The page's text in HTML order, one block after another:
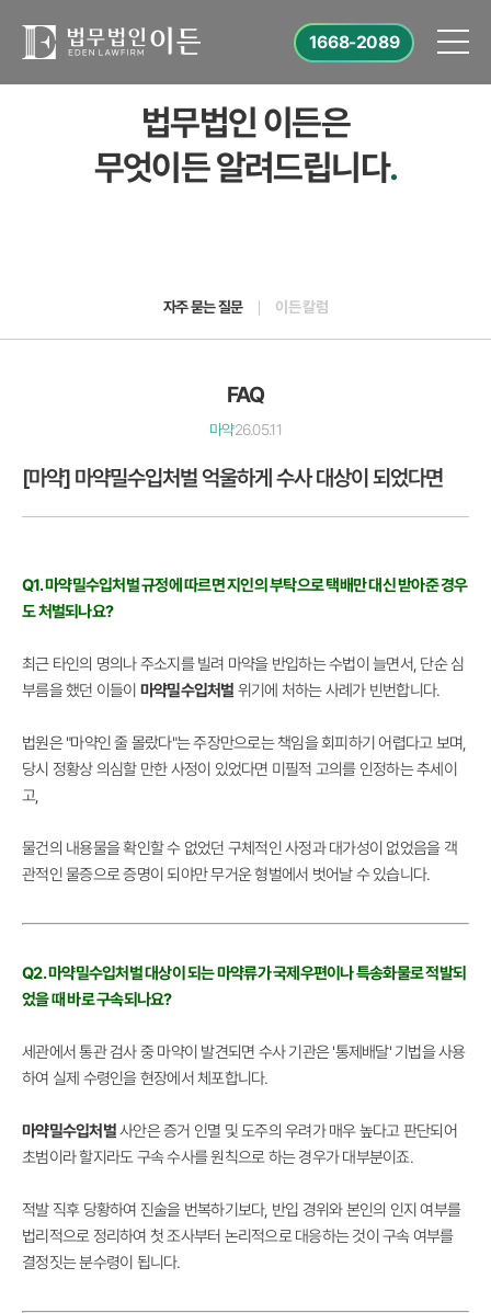
1668-2089
법무법인 이든은
무엇이든 알려드립니다.
자주 묻는 질문 이든 칼럼
FAQ
마약26.05.11
[마약] 마약밀수입처벌 억울하게 수사 대상이 되었다면
Q1. 마약밀수입처벌 규정에 따르면 지인의 부탁으로 택배만 대신 받아준 경우
도 처벌되나요?
최근 타인의 명의나 주소지를 빌려 마약을 반입하는 수법이 늘면서, 단순 심
부름을 했던 이들이 마약밀수입처벌 위기에 처하는 사례가 빈번합니다.
법원은 "마약인 줄 몰랐다"는 주장만으로는 책임을 회피하기 어렵다고 보며,
당시 정황상 의심할 만한 사정이 있었다면 미필적 고의를 인정하는 추세이
고,
물건의 내용물을 확인할 수 없었던 구체적인 사정과 대가성이 없었음을 객
관적인 물증으로 증명이 되야만 무거운 형벌에서 벗어날 수 있습니다.
Q2. 마약밀수입처벌 대상이 되는 마약류가 국제우편이나 특송화물로 적발되
었을 때 바로 구속되나요?
세관에서 통관 검사 중 마약이 발견되면 수사 기관은 '통제배달' 기법을 사용
하여 실제 수령인을 현장에서 체포합니다.
마약밀수입처벌사안은 증거 인멸 및 도주의 우려가 매우 높다고 판단되어
초범이라 할지라도 구속 수사를 원칙으로 하는 경우가 대부분이죠.
적발 직후 당황하여 진술을 번복하기보다, 반입 경위와 본인의 인지 여부를
법리적으로 정리하여 첫 조사부터 논리적으로 대응하는 것이 구속 여부를
결정짓는 분수령이 됩니다.